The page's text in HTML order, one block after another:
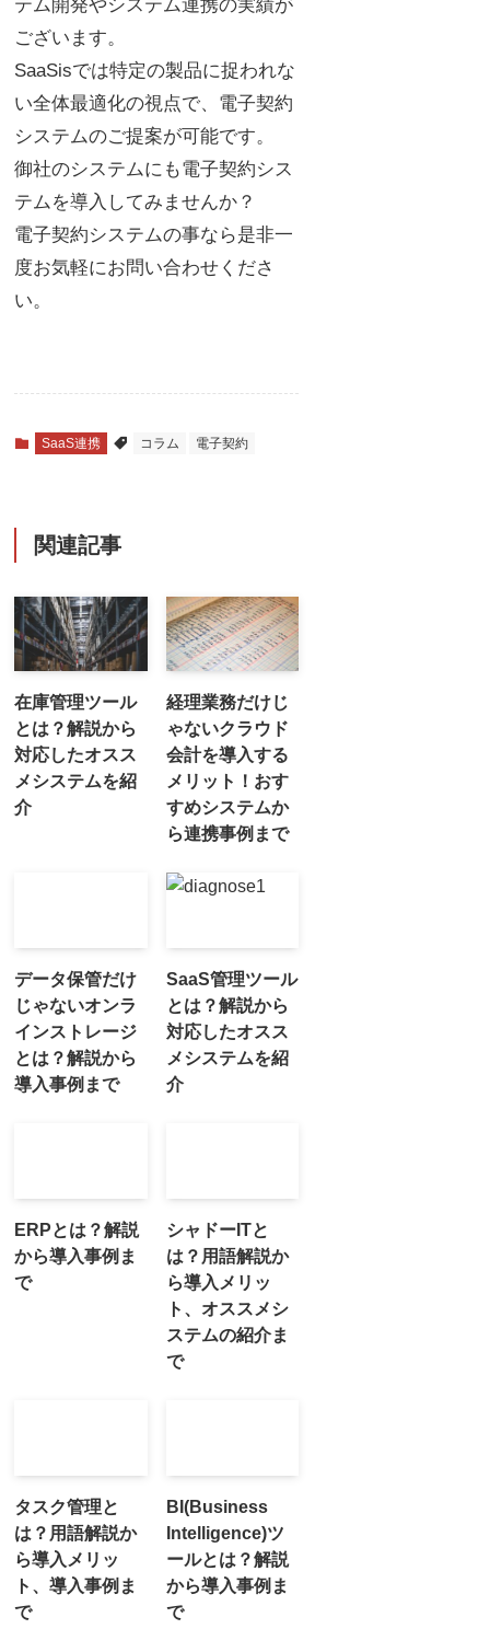
テム開発やシステム連携の実績が
ございます。
SaaSisでは特定の製品に捉われな
い全体最適化の視点で、電子契約
システムのご提案が可能です。
御社のシステムにも電子契約シス
テムを導入してみませんか？
電子契約システムの事なら是非一
度お気軽にお問い合わせくださ
い。
SaaS連携 コラム 電子契約
関連記事
在庫管理ツール
とは？解説から
対応したオスス
メシステムを紹
介
経理業務だけじ
ゃないクラウド
会計を導入する
メリット！おす
すめシステムか
ら連携事例まで
データ保管だけ
じゃないオンラ
インストレージ
とは？解説から
導入事例まで
SaaS管理ツール
とは？解説から
対応したオスス
メシステムを紹
介
ERPとは？解説
から導入事例ま
で
シャドーITと
は？用語解説か
ら導入メリッ
ト、オススメシ
ステムの紹介ま
で
タスク管理と
は？用語解説か
ら導入メリッ
ト、導入事例ま
で
BI(Business
Intelligence)ツ
ールとは？解説
から導入事例ま
で